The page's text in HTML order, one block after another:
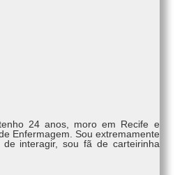
24 anos, moro em Recife e
Enfermagem. Sou extremamente
interagir, sou fã de carteirinha